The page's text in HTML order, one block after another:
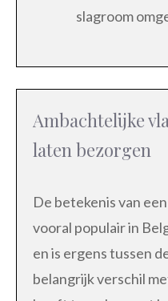
slagroom
Ambachtelijke
laten bezorgen
De betekenis van
vooral populair in
en is ergens tussen
belangrijk verschil